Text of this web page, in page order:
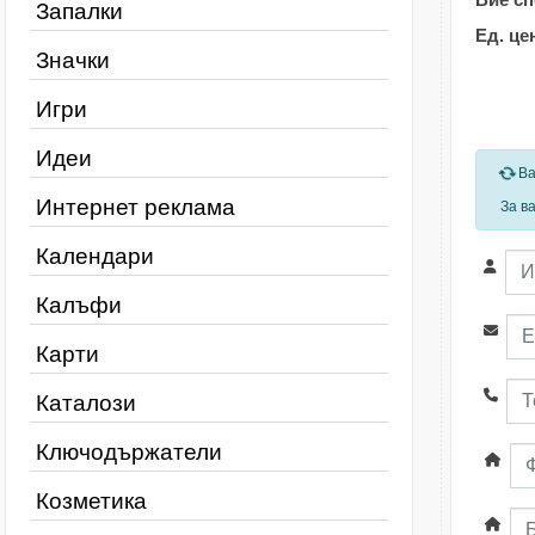
Запалки
Значки
Игри
Идеи
Интернет реклама
Календари
Калъфи
Карти
Каталози
Ключодържатели
Козметика
Ед.
За